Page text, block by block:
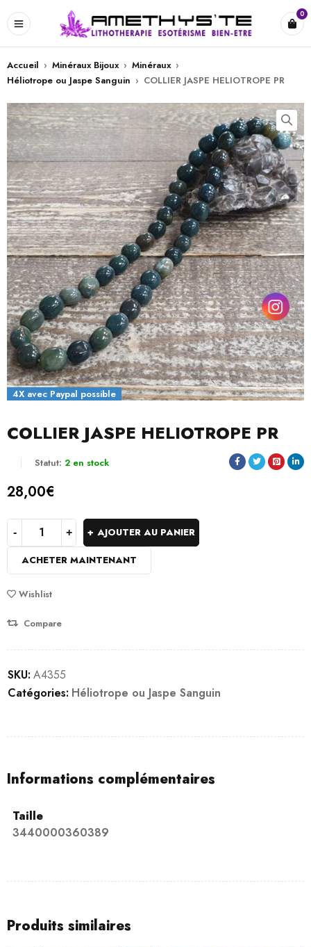
0
Accueil › Minéraux Bijoux › Minéraux ›
Héliotrope ou Jaspe Sanguin › COLLIER JASPE HELIOTROPE PR
4X avec Paypal possible
COLLIER JASPE HELIOTROPE PR
Statut: 2 en stock
28,00€
AJOUTER AU PANIER
ACHETER MAINTENANT
Wishlist
Compare
SKU: A4355
Catégories: Héliotrope ou Jaspe Sanguin
Informations complémentaires
Taille
3440000360389
Produits similaires